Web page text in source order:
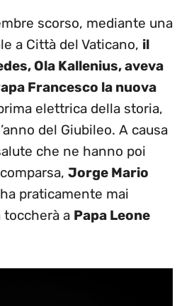
scorso, mediante una
a Città del Vaticano, il
Ola Kallenius, aveva
Francesco la nuova
elettrica della storia,
del Giubileo. A causa
che ne hanno poi
Jorge Mario
praticamente mai
toccherà a Papa Leone